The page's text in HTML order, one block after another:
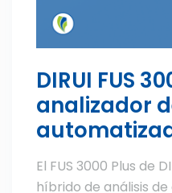
DIRUI FUS
analizador
El FUS 3000 Plus de
híbrido de análisis